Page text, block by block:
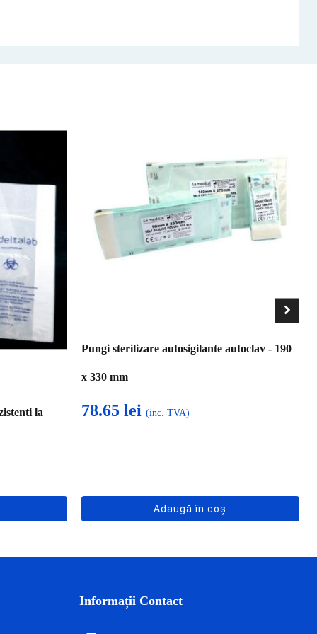
la
Pungi sterilizare autosigilante autoclav - 190
x 330 mm
78.65 lei (inc. TVA)
Adaugă în coș
Informații Contact